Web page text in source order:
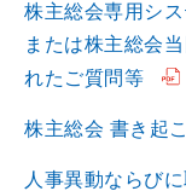
株主総会専用シ
または株主総会
れたご質問等
株主総会 書き起
人事異動ならび